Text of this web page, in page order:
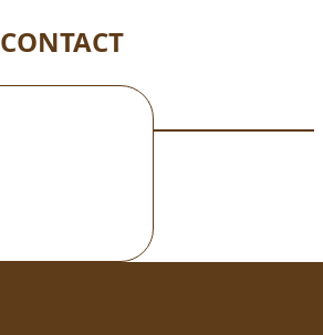
CONTACT